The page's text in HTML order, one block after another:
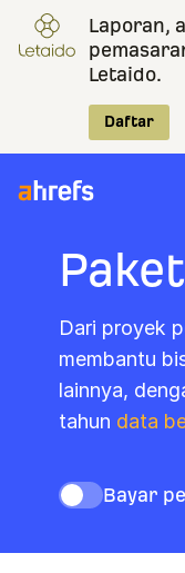
Laporan,
Letaido.
Daftar
Dari proyek
membantu
lainnya,
tahun data
Bayar